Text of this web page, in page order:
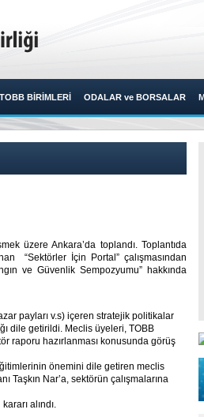
TOBB BİRİMLERİ ODALAR ve BORSALAR
üzere Ankara’da toplandı. Toplantıda
“Sektörler İçin Portal” çalışmasından
ve Güvenlik Sempozyumu” hakkında
payları v.s) içeren stratejik politikalar
dile getirildi. Meclis üyeleri, TOBB
raporu hazırlanması konusunda görüş
önemini dile getiren meclis
Taşkın Nar’a, sektörün çalışmalarına
alındı.